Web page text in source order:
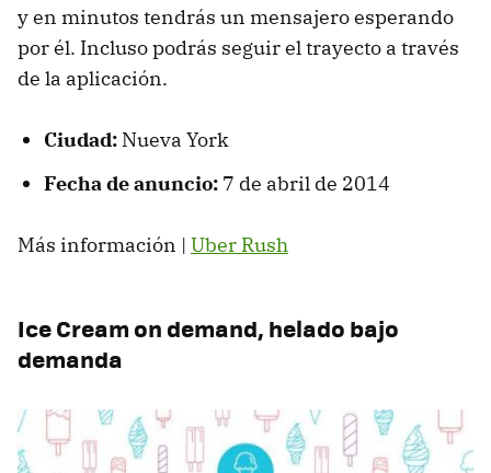
y en minutos tendrás un mensajero esperando
por él. Incluso podrás seguir el trayecto a través
de la aplicación.
Ciudad: Nueva York
Fecha de anuncio: 7 de abril de 2014
Más información | Uber Rush
Ice Cream on demand, helado bajo
demanda